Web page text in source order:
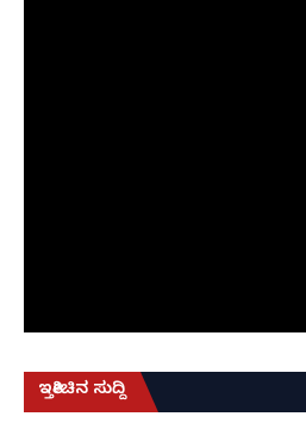
ಇತ್ತೀಚಿನ ಸುದ್ದಿ